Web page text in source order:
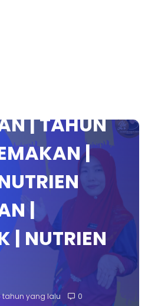
| TAHUN
|
|
| NUTRIEN
tahun yang lalu 0